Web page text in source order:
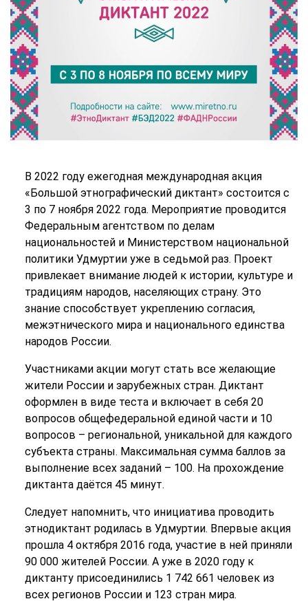
В 2022 году ежегодная международная акция
«Большой этнографический диктант» состоится с
3 по 7 ноября 2022 года. Мероприятие проводится
Федеральным агентством по делам
национальностей и Министерством национальной
политики Удмуртии уже в седьмой раз. Проект
привлекает внимание людей к истории, культуре и
традициям народов, населяющих страну. Это
знание способствует укреплению согласия,
межэтнического мира и национального единства
народов России.
Участниками акции могут стать все желающие
жители России и зарубежных стран. Диктант
оформлен в виде теста и включает в себя 20
вопросов общефедеральной единой части и 10
вопросов – региональной, уникальной для каждого
субъекта страны. Максимальная сумма баллов за
выполнение всех заданий – 100. На прохождение
диктанта даётся 45 минут.
Следует напомнить, что инициатива проводить
этнодиктант родилась в Удмуртии. Впервые акция
прошла 4 октября 2016 года, участие в ней приняли
90 000 жителей России. А уже в 2020 году к
диктанту присоединились 1 742 661 человек из
всех регионов России и 123 стран мира.